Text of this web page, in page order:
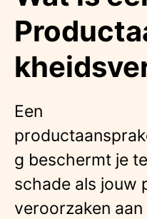
Een
g beschermt je
schade als jouw
veroorzaken